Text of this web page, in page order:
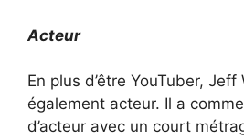
Acteur
En plus d’être YouTuber,
également acteur. Il a
d’acteur avec un court